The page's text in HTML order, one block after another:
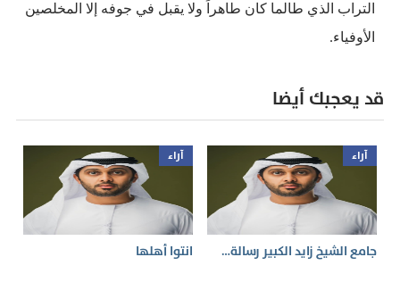
التراب الذي طالما كان طاهراً ولا يقبل في جوفه إلا المخلصين
الأوفياء.
قد يعجبك أيضا
آراء
جامع الشيخ زايد الكبير رسالة…
آراء
انتوا أهلها